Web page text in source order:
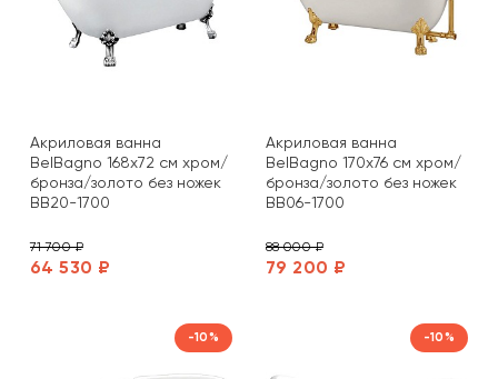
Акриловая ванна
BelBagno 168х72 см хром/
бронза/золото без ножек
BB20-1700
64 530 ₽
71 700 ₽
Акриловая ванна
BelBagno 170х76 см хром/
бронза/золото без ножек
BB06-1700
79 200 ₽
88 000 ₽
-10% -10%